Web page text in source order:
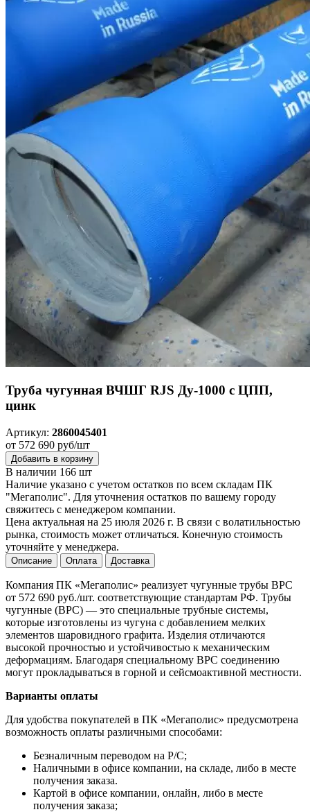
Труба чугунная ВЧШГ RJS Ду-1000 с ЦПП,
цинк
Артикул: 2860045401
от 572 690 руб/шт
Добавить в корзину
В наличии 166 шт
Наличие указано с учетом остатков по всем складам ПК
"Мегаполис". Для уточнения остатков по вашему городу
свяжитесь с менеджером компании.
Цена актуальная на 25 июля 2026 г. В связи с волатильностью
рынка, стоимость может отличаться. Конечную стоимость
уточняйте у менеджера.
Описание Оплата Доставка
Компания ПК «Мегаполис» реализует чугунные трубы ВРС
от 572 690 руб./шт. соответствующие стандартам РФ. Трубы
чугунные (ВРС) — это специальные трубные системы,
которые изготовлены из чугуна с добавлением мелких
элементов шаровидного графита. Изделия отличаются
высокой прочностью и устойчивостью к механическим
деформациям. Благодаря специальному ВРС соединению
могут прокладываться в горной и сейсмоактивной местности.
Варианты оплаты
Для удобства покупателей в ПК «Мегаполис» предусмотрена
возможность оплаты различными способами:
Безналичным переводом на Р/С;
Наличными в офисе компании, на складе, либо в месте
получения заказа.
Картой в офисе компании, онлайн, либо в месте
получения заказа;